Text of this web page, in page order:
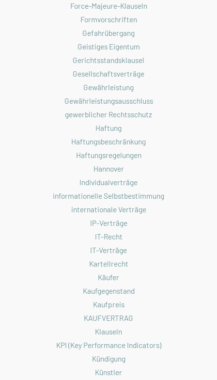
Force-Majeure-Klauseln
Formvorschriften
Gefahrübergang
Geistiges Eigentum
Gerichtsstandsklausel
Gesellschaftsverträge
Gewährleistung
Gewährleistungsausschluss
gewerblicher Rechtsschutz
Haftung
Haftungsbeschränkung
Haftungsregelungen
Hannover
Individualverträge
informationelle Selbstbestimmung
internationale Verträge
IP-Verträge
IT-Recht
IT-Verträge
Kartellrecht
Käufer
Kaufgegenstand
Kaufpreis
KAUFVERTRAG
Klauseln
KPI (Key Performance Indicators)
Kündigung
Künstler